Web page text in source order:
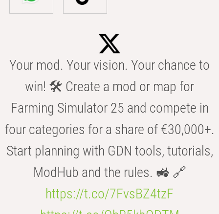
Your mod. Your vision. Your chance to
win! 🛠️ Create a mod or map for
Farming Simulator 25 and compete in
four categories for a share of €30,000+.
Start planning with GDN tools, tutorials,
ModHub and the rules. 🚜 🔗
https://t.co/7FvsBZ4tzF